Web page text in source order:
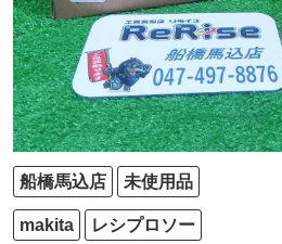
船橋馬込店 未使用品
makita レシプロソー